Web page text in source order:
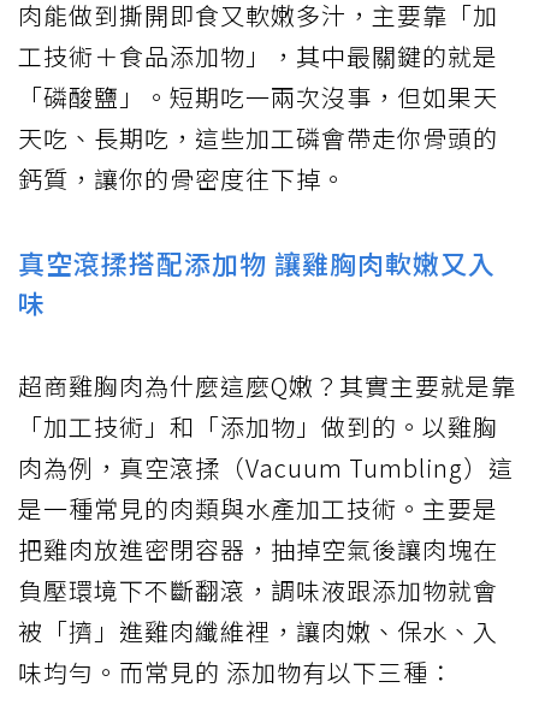
肉能做到撕開即食又軟嫩多汁，主要靠「加
工技術＋食品添加物」，其中最關鍵的就是
「磷酸鹽」。短期吃一兩次沒事，但如果天
天吃、長期吃，這些加工磷會帶走你骨頭的
鈣質，讓你的骨密度往下掉。
真空滾揉搭配添加物 讓雞胸肉軟嫩又入
味
超商雞胸肉為什麼這麼Q嫩？其實主要就是靠
「加工技術」和「添加物」做到的。以雞胸
肉為例，真空滾揉（Vacuum Tumbling）這
是一種常見的肉類與水產加工技術。主要是
把雞肉放進密閉容器，抽掉空氣後讓肉塊在
負壓環境下不斷翻滾，調味液跟添加物就會
被「擠」進雞肉纖維裡，讓肉嫩、保水、入
味均勻。而常見的 添加物有以下三種：